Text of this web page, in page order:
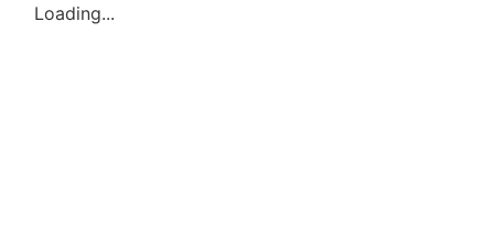
Loading...